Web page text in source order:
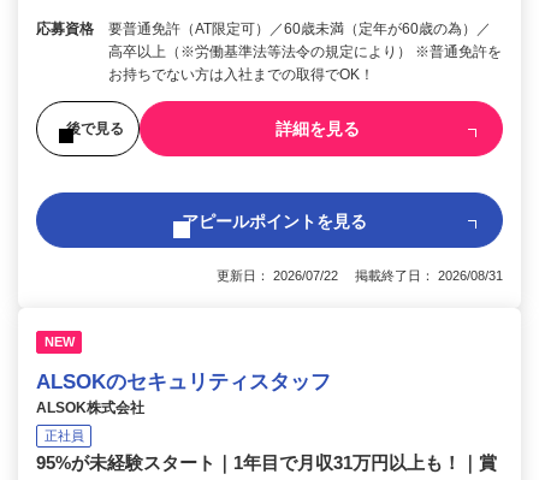
応募資格
要普通免許（AT限定可）／60歳未満（定年が60歳の為）／
高卒以上（※労働基準法等法令の規定により） ※普通免許を
お持ちでない方は入社までの取得でOK！
後で見る 詳細を見る
アピールポイントを見る
更新日： 2026/07/22 掲載終了日： 2026/08/31
NEW
ALSOKのセキュリティスタッフ
ALSOK株式会社
正社員
95%が未経験スタート｜1年目で月収31万円以上も！｜賞